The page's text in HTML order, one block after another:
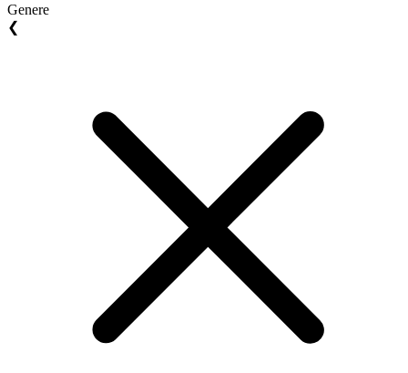
Genere
❮